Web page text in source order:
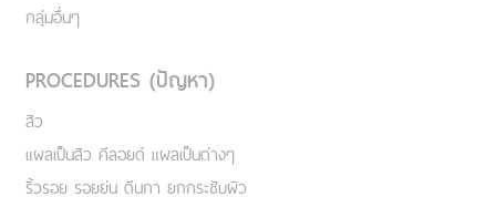
กลุ่มอื่นๆ
PROCEDURES (ปัญหา)
สิว
แผลเป็นสิว คีลอยด์ แผลเป็นต่างๆ
ริ้วรอย รอยย่น ตีนกา ยกกระชับผิว